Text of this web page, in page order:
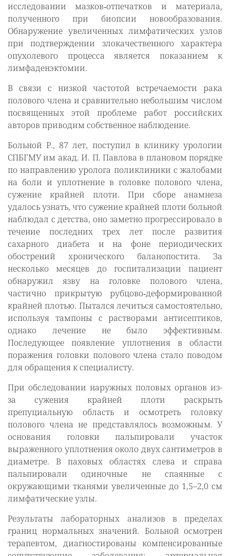
исследовании мазков‑отпечатков и материала,
полученного при биопсии новообразования.
Обнаружение увеличенных лимфатических узлов
при подтверждении злокачественного характера
опухолевого процесса является показанием к
лимфаденэктомии.
В связи с низкой частотой встречаемости рака
полового члена и сравнительно небольшим числом
посвященных этой проблеме работ российских
авторов приводим собственное наблюдение.
Больной Р., 87 лет, поступил в клинику урологии
СПБГМУ им акад. И. П. Павлова в плановом порядке
по направлению уролога поликлиники с жалобами
на боли и уплотнение в головке полового члена,
сужение крайней плоти. При сборе анамнеза
удалось узнать, что сужение крайней плоти больной
наблюдал с детства, оно заметно прогрессировало в
течение последних трех лет после развития
сахарного диабета и на фоне периодических
обострений хронического баланопостита. За
несколько месяцев до госпитализации пациент
обнаружил язву на головке полового члена,
частично прикрытую рубцово‑деформированной
крайней плотью. Пытался лечиться самостоятельно,
используя тампоны с растворами антисептиков,
однако лечение не было эффективным.
Последующее появление уплотнения в области
поражения головки полового члена стало поводом
для обращения к специалисту.
При обследовании наружных половых органов из-
за сужения крайней плоти раскрыть
препуциальную область и осмотреть головку
полового члена не представлялось возможным. У
основания головки пальпировали участок
выраженного уплотнения около двух сантиметров в
диаметре. В паховых областях слева и справа
пальпировали одиночные не спаянные с
окружающими тканями увеличенные до 1,5–2,0 см
лимфатические узлы.
Результаты лабораторных анализов в пределах
границ нормальных значений. Больной осмотрен
терапевтом, диагностированы компенсированные